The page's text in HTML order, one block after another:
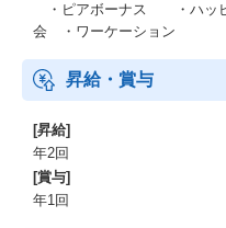
・ピアボーナス ・ハッ
会 ・ワーケーション
昇給・賞与
[昇給]
年2回
[賞与]
年1回